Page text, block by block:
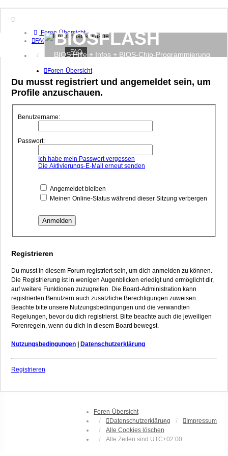
Foren-Übersicht
FAQ
Anmelden
BIOSFLASH
BIOS Hilfe + Infos + BIOS-Chip-Programmierung
FAQ
Foren-Übersicht
Du musst registriert und angemeldet sein, um
Profile anzuschauen.
Benutzername:
Passwort:
Ich habe mein Passwort vergessen
Die Aktivierungs-E-Mail erneut senden
Angemeldet bleiben
Meinen Online-Status während dieser Sitzung verbergen
Registrieren
Du musst in diesem Forum registriert sein, um dich anmelden zu können.
Die Registrierung ist in wenigen Augenblicken erledigt und ermöglicht dir,
auf weitere Funktionen zuzugreifen. Die Board-Administration kann
registrierten Benutzern auch zusätzliche Berechtigungen zuweisen.
Beachte bitte unsere Nutzungsbedingungen und die verwandten
Regelungen, bevor du dich registrierst. Bitte beachte auch die jeweiligen
Forenregeln, wenn du dich in diesem Board bewegst.
Nutzungsbedingungen Datenschutzerklärung
Registrieren
Foren-Übersicht
Datenschutzerklärung
Impressum
Alle Cookies löschen
Alle Zeiten sind UTC+02:00